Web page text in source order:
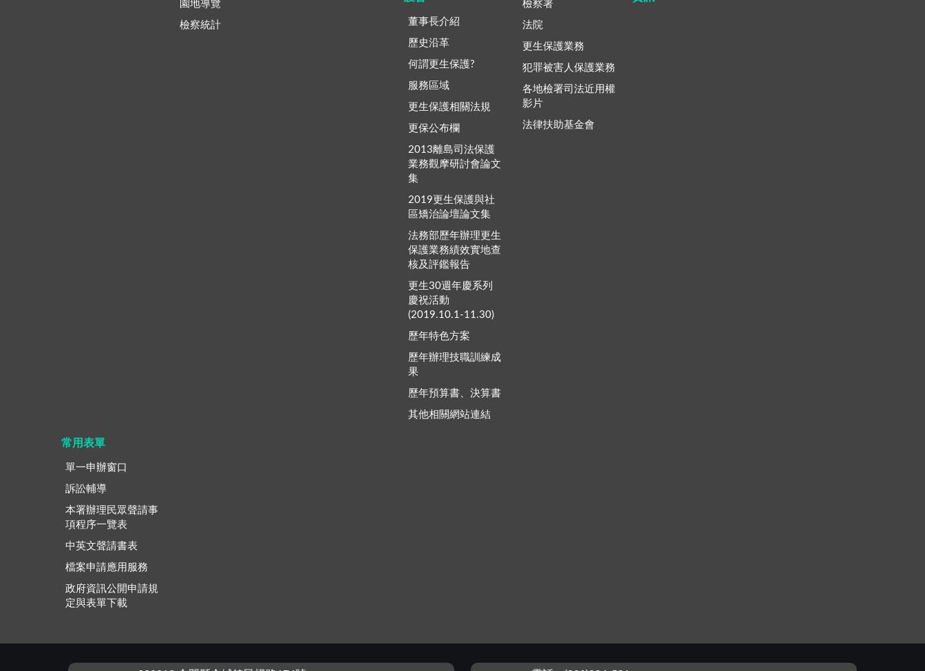
園地導覽
檢察統計 董事長介紹
歷史沿革
何謂更生保護?
服務區域
更生保護相關法規
更保公布欄
2013離島司法保護
業務觀摩研討會論文
集
2019更生保護與社
區矯治論壇論文集
法務部歷年辦理更生
保護業務績效實地查
核及評鑑報告
更生30週年慶系列
慶祝活動
(2019.10.1-11.30)
歷年特色方案
歷年辦理技職訓練成
果
歷年預算書、決算書
其他相關網站連結
檢察署
法院
更生保護業務
犯罪被害人保護業務
各地檢署司法近用權
影片
法律扶助基金會
常用表單
單一申辦窗口
訴訟輔導
本署辦理民眾聲請事
項程序一覽表
中英文聲請書表
檔案申請應用服務
政府資訊公開申請規
定與表單下載